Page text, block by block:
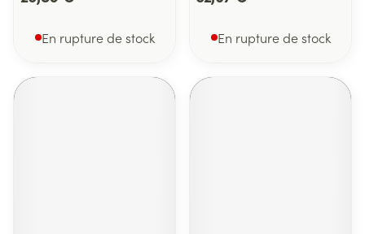
En rupture de stock En rupture de stock